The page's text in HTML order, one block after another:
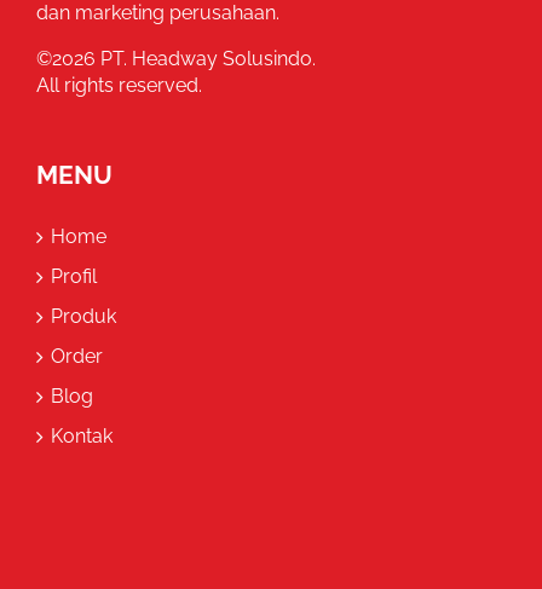
dan marketing perusahaan.
©2026 PT. Headway Solusindo.
All rights reserved.
MENU
Home
Profil
Produk
Order
Blog
Kontak